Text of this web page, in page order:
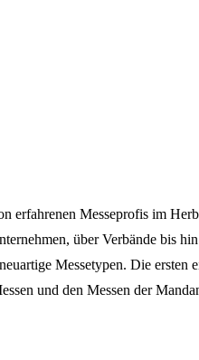
erfahrenen Messeprofis im
über Verbände bis
Messetypen. Die
und den Messen der